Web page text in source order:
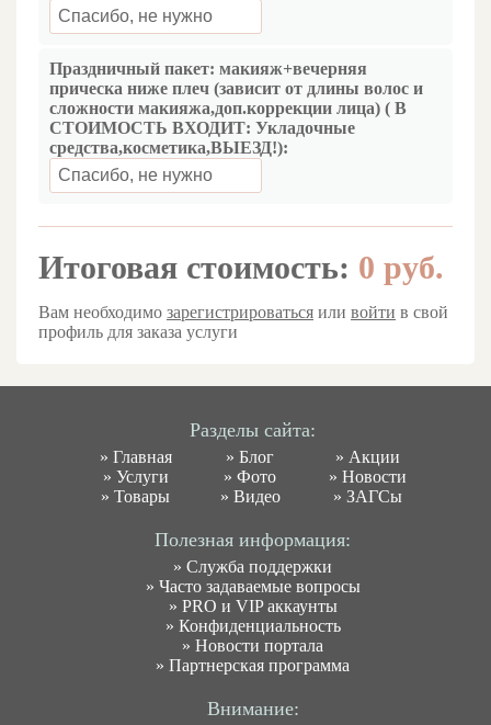
Праздничный пакет: макияж+вечерняя
прическа ниже плеч (зависит от длины волос и
сложности макияжа,доп.коррекции лица) ( В
СТОИМОСТЬ ВХОДИТ: Укладочные
средства,косметика,ВЫЕЗД!):
Итоговая стоимость: 0 руб.
Вам необходимо зарегистрироваться или войти в свой
профиль для заказа услуги
Разделы сайта:
» Главная
» Услуги
»Товары
»Блог
»Фото
» Видео
» Акции
» Новости
» ЗАГСы
Полезная информация:
»Служба поддержки
» Часто задаваемые вопросы
» PRO и VIP аккаунты
» Конфиденциальность
»Новости портала
»Партнерская программа
Внимание: